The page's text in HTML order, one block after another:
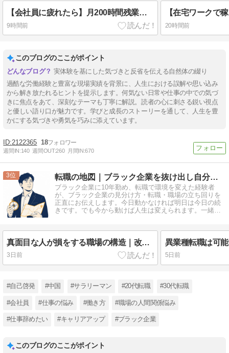
【会社員に疲れたら】月200時間残業の先で気づいた、経験の値段
9時間前 20時間前
このブログのここがポイント
実体験を基にした気づきと反省を伝える自然体の綴り
過酷な労働経験と豊富な現場実績を背景に、人生における誤解や思い込み
から解き放たれるヒントを提示します。何気ない日常や仕事の中での気づ
きに焦点をあて、深刻なテーマも丁寧に解説。読者の心に刺さる鋭い視点
と優しい語り口が魅力です。学びと成長のストーリーを通して、人生を豊
かにする気づきや勇気を巧みに添えています。
2122365 18
週間IN:140 週間OUT:260 月間IN:670
3 転職の地図｜ブラック企業を抜け出し自分で選ぶキャリアへ
ブラック企業に10年勤め、転職で環境を変えた経験者
が、ブラック企業の見分け方・転職・職場の立ち回りを
正直にお伝えします。今日動かなければ明日は今日の続
きです。でも今から動けば人生は変えられます。一緒に
真面目な人が損をする職場の構造｜改善するほど仕事が増える理由
3日前 5日前
#自己啓発 #中国 #サラリーマン #20代転職 #30代転職
#会社員 #仕事の悩み #働き方 #職場の人間関係悩み
#仕事辞めたい #キャリアアップ #ブラック企業
このブログのここがポイント